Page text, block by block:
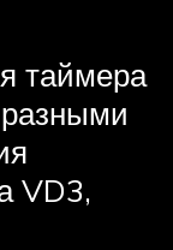
таймера
VD3,